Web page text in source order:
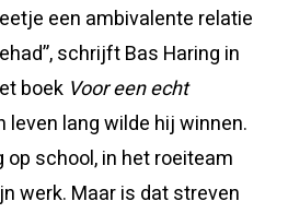
een ambivalente relatie
schrijft Bas Haring in
boek Voor een echt
leven lang wilde hij winnen.
school, in het roeiteam
werk. Maar is dat streven